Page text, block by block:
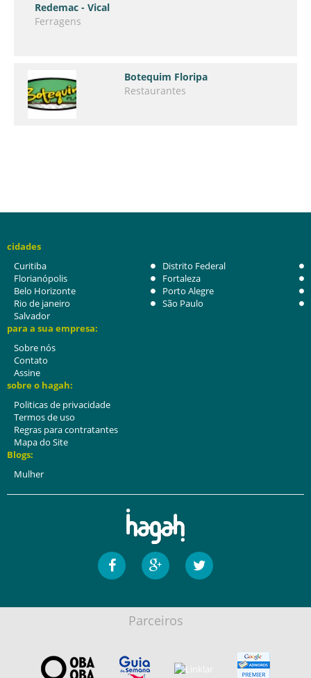
Redemac - Vical
Ferragens
Botequim Floripa
Restaurantes
cidades
Curitiba
Distrito Federal
Florianópolis
Fortaleza
Belo Horizonte
Porto Alegre
Rio de janeiro
São Paulo
Salvador
para a sua empresa:
Sobre nós
Contato
Assine
sobre o hagah:
Politicas de privacidade
Termos de uso
Regras para contratantes
Mapa do Site
Blogs:
Mulher
Parceiros